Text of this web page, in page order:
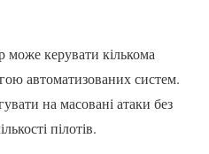
може керувати кількома
автоматизованих систем.
на масовані атаки без
пілотів.